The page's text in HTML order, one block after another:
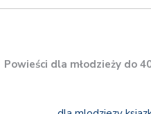
Powieści dla młodzieży do